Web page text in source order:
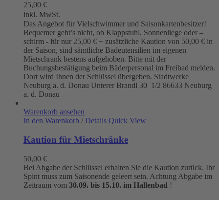
25,00 €
inkl. MwSt.
Das Angebot für Vielschwimmer und Saisonkartenbesitzer!
Bequemer geht’s nicht, ob Klappstuhl, Sonnenliege oder –
schirm - für nur 25,00 € + zusätzliche Kaution von 50,00 € in
der Saison, sind sämtliche Badeutensilien im eigenen
Mietschrank bestens aufgehoben. Bitte mit der
Buchungsbestätigung beim Bäderpersonal im Freibad melden.
Dort wird Ihnen der Schlüssel übergeben. Stadtwerke
Neuburg a. d. Donau Unterer Brandl 30 1/2 86633 Neuburg
a. d. Donau
Warenkorb ansehen
In den Warenkorb / Details Quick View
Kaution für Mietschränke
50,00 €
Bei Abgabe der Schlüssel erhalten Sie die Kaution zurück. Ihr
Spint muss zum Saisonende geleert sein. Achtung Abgabe im
Zeitraum vom 30.09. bis 15.10. im Hallenbad !